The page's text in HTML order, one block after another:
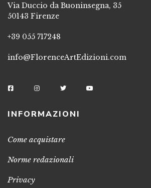
Via Duccio da Buoninsegna, 35
50143 Firenze
+39 055 717248
info@FlorenceArtEdizioni.com
INFORMAZIONI
Come acquistare
Norme redazionali
Privacy